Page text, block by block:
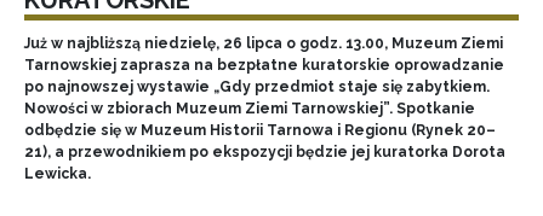
Już w najbliższą niedzielę, 26 lipca o godz. 13.00, Muzeum Ziemi
Tarnowskiej zaprasza na bezpłatne kuratorskie oprowadzanie
po najnowszej wystawie „Gdy przedmiot staje się zabytkiem.
Nowości w zbiorach Muzeum Ziemi Tarnowskiej”. Spotkanie
odbędzie się w Muzeum Historii Tarnowa i Regionu (Rynek 20–
21), a przewodnikiem po ekspozycji będzie jej kuratorka Dorota
Lewicka.